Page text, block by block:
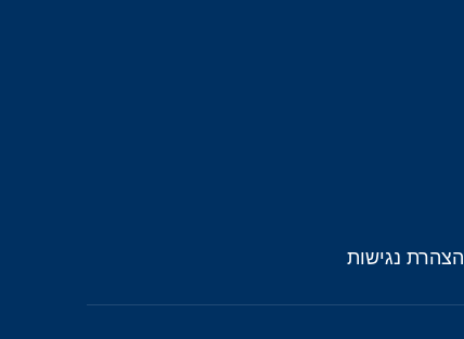
הצהרת נגישות